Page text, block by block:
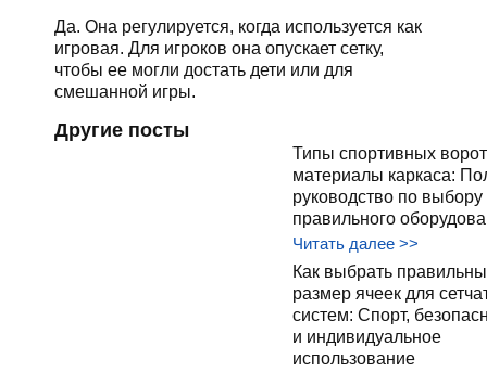
Да. Она регулируется, когда используется как
игровая. Для игроков она опускает сетку,
чтобы ее могли достать дети или для
смешанной игры.
Другие посты
Типы спортивных
материалы каркаса:
руководство по выбору
правильного
Читать далее >>
Как выбрать
размер ячеек для
систем: Спорт,
и индивидуальное
использование